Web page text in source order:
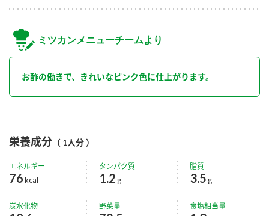
ミツカンメニューチームより
お酢の働きで、きれいなピンク色に仕上がります。
栄養成分 （ 1人分 ）
エネルギー
76kcal
タンパク質
1.2 g
脂質
3.5 g
炭水化物 野菜量 食塩相当量